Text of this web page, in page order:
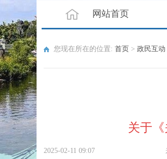
网站首页
您现在所在的位置: 首页 > 政民互动
关于
2025-02-11 09:07